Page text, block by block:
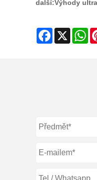
další:Výhody
Facebook
X